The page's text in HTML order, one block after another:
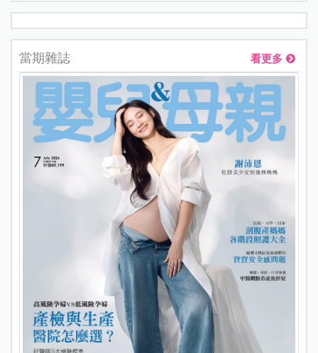
當期雜誌 看更多